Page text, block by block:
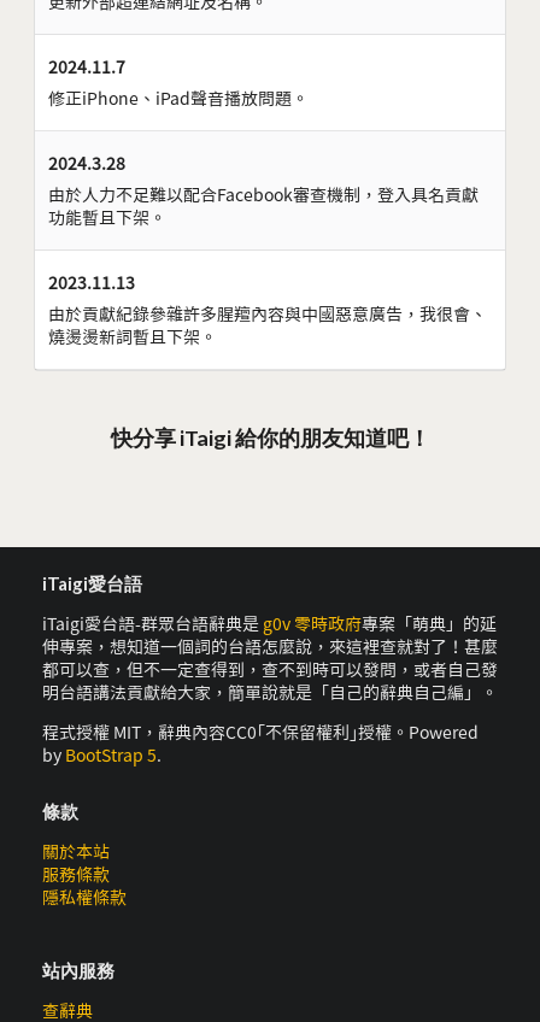
2024.11.7
修正iPhone、iPad聲音播放問題。
2024.3.28
由於人力不足難以配合Facebook審查機制，登入具名貢獻
功能暫且下架。
2023.11.13
由於貢獻紀錄參雜許多腥羶內容與中國惡意廣告，我很會、
燒燙燙新詞暫且下架。
快分享 iTaigi 給你的朋友知道吧！
iTaigi愛台語
iTaigi愛台語-群眾台語辭典是 g0v 零時政府專案「萌典」的延
伸專案，想知道一個詞的台語怎麼說，來這裡查就對了！甚麼
都可以查，但不一定查得到，查不到時可以發問，或者自己發
明台語講法貢獻給大家，簡單說就是「自己的辭典自己編」。
程式授權 MIT，辭典內容CC0｢不保留權利｣授權。Powered
by BootStrap 5.
條款
關於本站
服務條款
隱私權條款
站內服務
查辭典